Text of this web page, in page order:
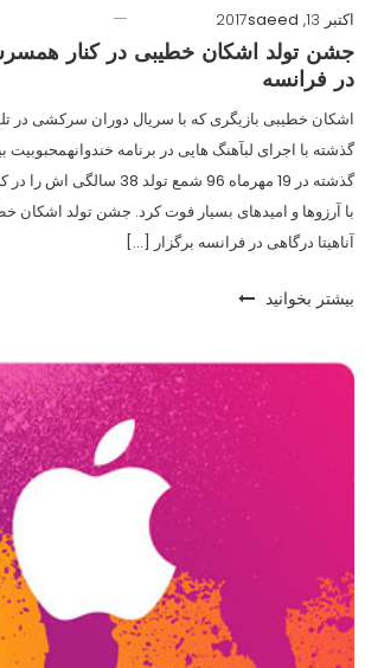
اکتبر 13, 2017
saeed
جشن تولد اشکان خطیبی در کنار همسرش
در فرانسه
اشکان خطیبی بازیگری که با سریال دوران سرکشی در
گذشته با اجرای لبآهنگ هایی در برنامه
گذشته در 19 مهرماه 96 شمع
با آرزوها و امیدهای بسیار فوت کرد. جشن تولد
آناهیتا درگاهی در فرانسه برگزار […]
بیشتر بخوانید